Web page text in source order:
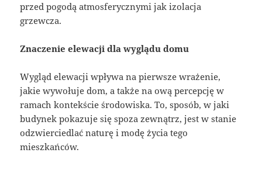
przed pogodą atmosferycznymi jak izolacja
grzewcza.
Znaczenie elewacji dla wyglądu domu
Wygląd elewacji wpływa na pierwsze wrażenie,
jakie wywołuje dom, a także na ową percepcję w
ramach kontekście środowiska. To, sposób, w jaki
budynek pokazuje się spoza zewnątrz, jest w stanie
odzwierciedlać naturę i modę życia tego
mieszkańców.